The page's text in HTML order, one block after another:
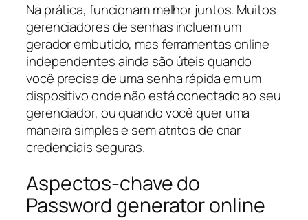
Na prática, funcionam melhor juntos. Muitos
gerenciadores de senhas incluem um
gerador embutido, mas ferramentas online
independentes ainda são úteis quando
você precisa de uma senha rápida em um
dispositivo onde não está conectado ao seu
gerenciador, ou quando você quer uma
maneira simples e sem atritos de criar
credenciais seguras.
Aspectos-chave do
Password generator online